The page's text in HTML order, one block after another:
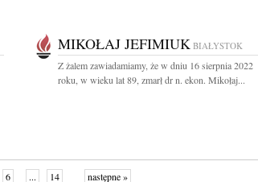
MIKOŁAJ JEFIMIUK BIAŁYSTOK
Z żalem zawiadamiamy, że w dniu 16 sierpnia 2022
roku, w wieku lat 89, zmarł dr n. ekon. Mikołaj...
6 ... 14 następne »